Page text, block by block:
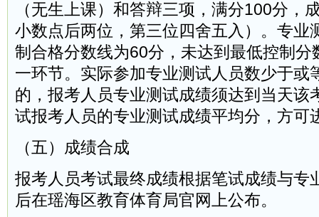
（无生上课）和答辩三项，满分100分，
小数点后两位，第三位四舍五入）。专业
制合格分数线为60分，未达到最低控制分
一环节。实际参加专业测试人员数少于或
的，报考人员专业测试成绩须达到当天该
试报考人员的专业测试成绩平均分，方可
（五）成绩合成
报考人员考试最终成绩根据笔试成绩与专
后在瑶海区教育体育局官网上公布。